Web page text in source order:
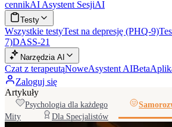
cennikAI Asystent SesjiAI
Testy
Wszystkie testyTest na depresję (PHQ-9)
7)DASS-21
Narzędzia AI
Czat z terapeutąNoweAsystent AIBeta
Zaloguj się
Artykuły
Psychologia dla każdego
Mity
Dla Specjalistów